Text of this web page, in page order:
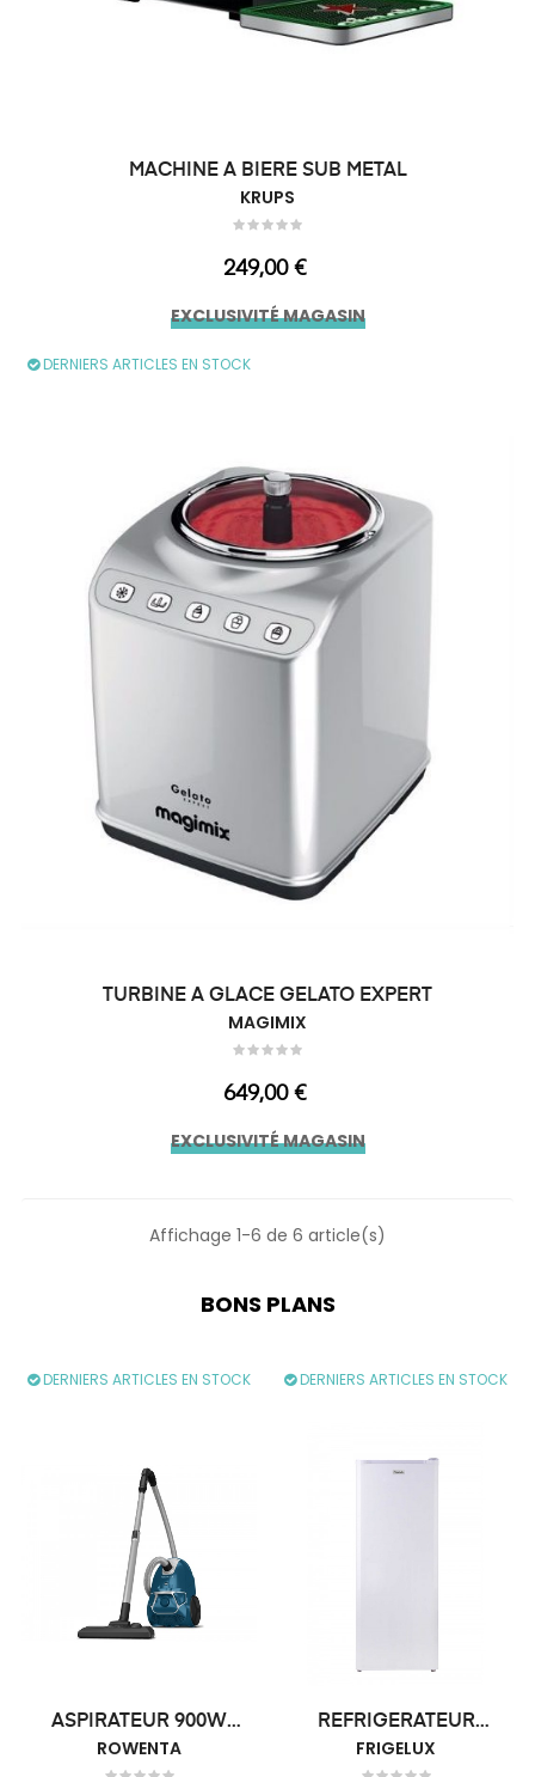
MACHINE A BIERE SUB METAL
KRUPS
Prix
249,00 €
EXCLUSIVITÉ MAGASIN
DERNIERS ARTICLES EN STOCK
TURBINE A GLACE GELATO EXPERT
MAGIMIX
Prix
649,00 €
EXCLUSIVITÉ MAGASIN
Affichage 1-6 de 6 article(s)
BONS PLANS
DERNIERS ARTICLES EN STOCK
ASPIRATEUR 900W
79DB...
ROWENTA
DERNIERS ARTICLES EN STOCK
REFRIGERATEUR
FRIGELUX 1P...
FRIGELUX